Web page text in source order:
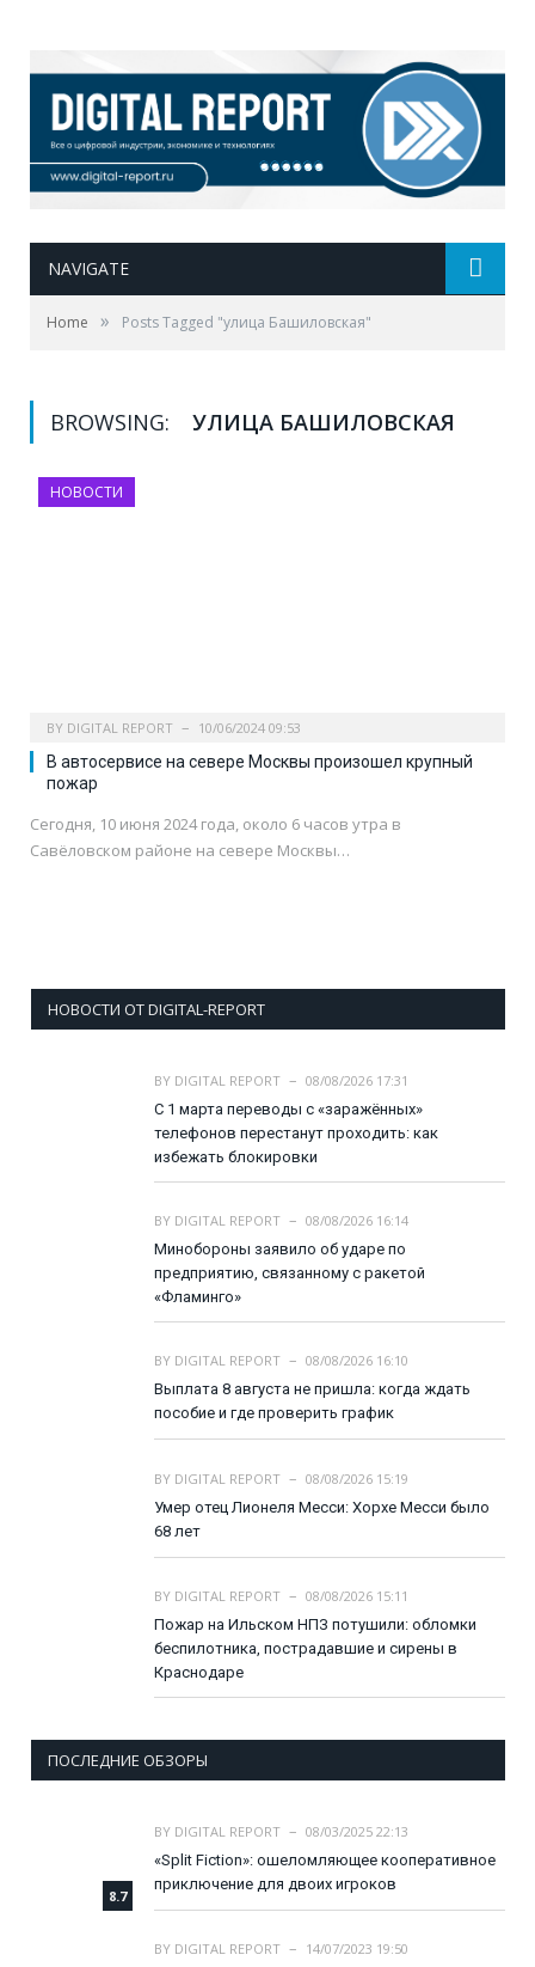
NAVIGATE
Home » Posts Tagged "улица Башиловская"
BROWSING: УЛИЦА БАШИЛОВСКАЯ
НОВОСТИ
BY DIGITAL REPORT 10/06/2024 09:53
В автосервисе на севере Москвы произошел крупный
пожар
Сегодня, 10 июня 2024 года, около 6 часов утра в
Савёловском районе на севере Москвы…
НОВОСТИ ОТ DIGITAL-REPORT
BY DIGITAL REPORT
08/08/2026 17:31
С 1 марта переводы с «заражённых»
телефонов перестанут проходить: как
избежать блокировки
BY DIGITAL REPORT
08/08/2026 16:14
Минобороны заявило об ударе по
предприятию, связанному с ракетой
«Фламинго»
BY DIGITAL REPORT
08/08/2026 16:10
Выплата 8 августа не пришла: когда ждать
пособие и где проверить график
BY DIGITAL REPORT
08/08/2026 15:19
Умер отец Лионеля Месси: Хорхе Месси было
68 лет
BY DIGITAL REPORT
08/08/2026 15:11
Пожар на Ильском НПЗ потушили: обломки
беспилотника, пострадавшие и сирены в
Краснодаре
ПОСЛЕДНИЕ ОБЗОРЫ
8.7
BY DIGITAL REPORT
08/03/2025 22:13
«Split Fiction»: ошеломляющее кооперативное
приключение для двоих игроков
BY DIGITAL REPORT
14/07/2023 19:50